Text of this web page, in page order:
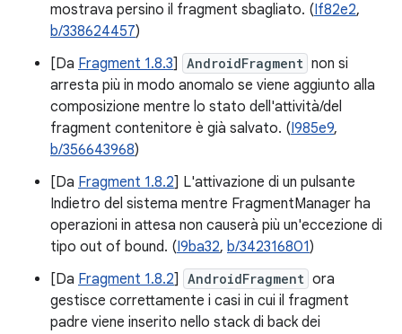
mostrava persino il fragment sbagliato. (If82e2,
b/338624457)
[Da Fragment 1.8.3] AndroidFragment non si
arresta più in modo anomalo se viene aggiunto alla
composizione mentre lo stato dell'attività/del
fragment contenitore è già salvato. (I985e9,
b/356643968)
[Da Fragment 1.8.2] L'attivazione di un pulsante
Indietro del sistema mentre FragmentManager ha
operazioni in attesa non causerà più un'eccezione di
tipo out of bound. (I9ba32, b/342316801)
[Da Fragment 1.8.2] AndroidFragment ora
gestisce correttamente i casi in cui il fragment
padre viene inserito nello stack di back dei